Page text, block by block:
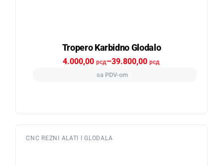
Tropero Karbidno Glodalo
4.000,00рсд–39.800,00рсд
sa PDV-om
CNC REZNI ALATI I GLODALA